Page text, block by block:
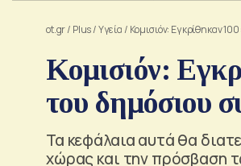
ot.gr/ Plus/Υγεία / Κομισιόν: Εγκρίθηκαν
Κομισιόν:
του δημόσιου
Τα κεφάλαια αυτά θα
χώρας και την πρόσβαση